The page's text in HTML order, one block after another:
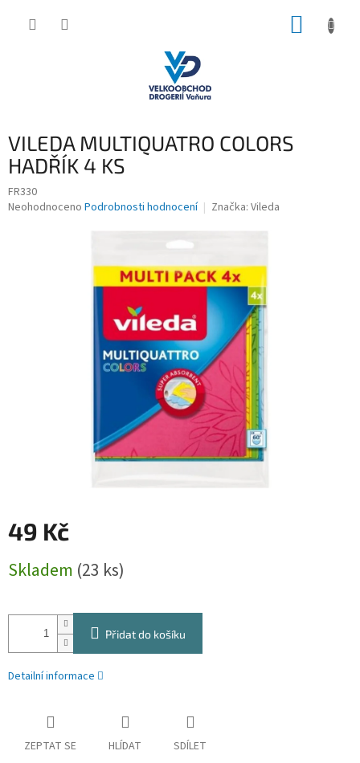
VILEDA MULTIQUATRO COLORS
HADŘÍK 4 KS
FR330
Průměrné
Neohodnoceno Podrobnosti hodnocení Značka: Vileda
49 Kč
cena:
Skladem (23 ks)
Přidat do košíku
Detailní informace
ZEPTAT SE HLÍDAT SDÍLET